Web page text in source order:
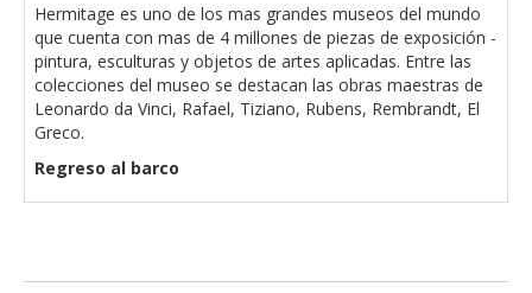
Hermitage es uno de los mas grandes museos del mundo
que cuenta con mas de 4 millones de piezas de exposición -
pintura, esculturas y objetos de artes aplicadas. Entre las
colecciones del museo se destacan las obras maestras de
Leonardo da Vinci, Rafael, Tiziano, Rubens, Rembrandt, El
Greco.
Regreso al barco